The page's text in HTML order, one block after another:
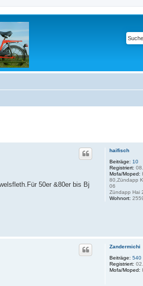
haifisch
Beiträge: 10
Registriert:
Mofa/Moped:
80,Zündapp
06
Zündapp Hai
Wohnort:
50er &80er bis Bj
Zandermichi
Beiträge: 540
Registriert:
Mofa/Moped: